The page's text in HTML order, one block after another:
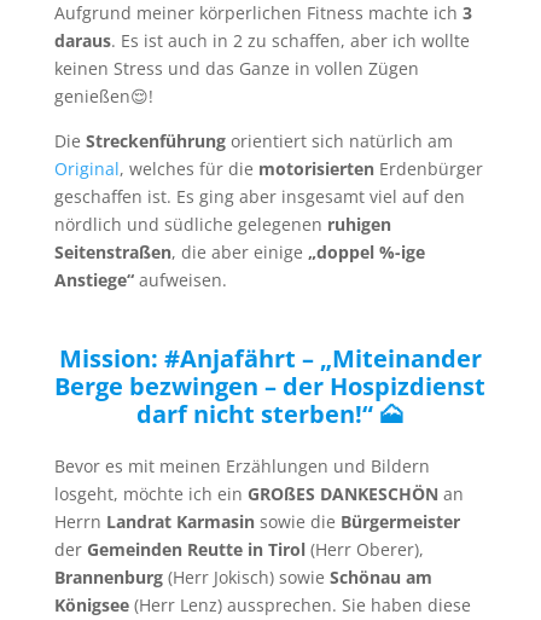
Aufgrund meiner körperlichen Fitness machte ich 3
daraus. Es ist auch in 2 zu schaffen, aber ich wollte
keinen Stress und das Ganze in vollen Zügen
genießen😌!
Die Streckenführungorientiert sich natürlich am
Original, welches für die motorisierten Erdenbürger
geschaffen ist. Es ging aber insgesamt viel auf den
nördlich und südliche gelegenen ruhigen
Seitenstraßen, die aber einige „doppel %-ige
Anstiege“aufweisen.
Mission: #Anjafährt – „Miteinander
Berge bezwingen – der Hospizdienst
darf nicht sterben!“ 🗻
Bevor es mit meinen Erzählungen und Bildern
losgeht, möchte ich ein GROßES DANKESCHÖN an
Herrn Landrat Karmasinsowie die Bürgermeister
der Gemeinden Reutte in Tirol(Herr Oberer),
Brannenburg (Herr Jokisch) sowie Schönau am
Königsee (Herr Lenz) aussprechen. Sie haben diese